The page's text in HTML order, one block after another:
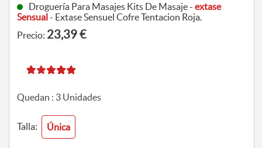
Droguería Para Masajes Kits De Masaje - extase
Sensual- Extase Sensuel Cofre Tentacion Roja.
Precio: 23,39 €
Quedan : 3Unidades
Talla: Única